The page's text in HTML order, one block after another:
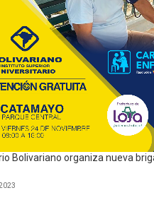
Bolivariano organiza nueva